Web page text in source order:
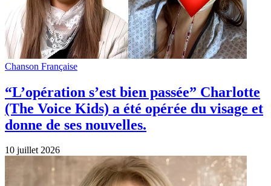
Chanson Française
“L’opération s’est bien passée” Charlotte
(The Voice Kids) a été opérée du visage et
donne de ses nouvelles.
10 juillet 2026